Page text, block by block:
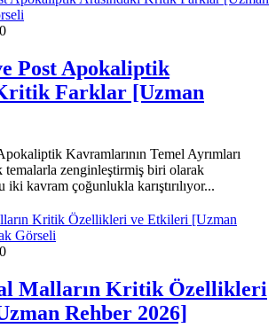
0
Post Apokaliptik
Farklar [Uzman
Kavramlarının Temel Ayrımları
temalarla zenginleştirmiş biri olarak
kavram çoğunlukla karıştırılıyor...
0
Malların Kritik Özellikleri
Rehber 2026]